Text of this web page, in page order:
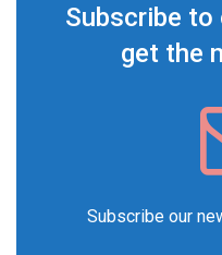
Subscribe
get the
Subscribe our